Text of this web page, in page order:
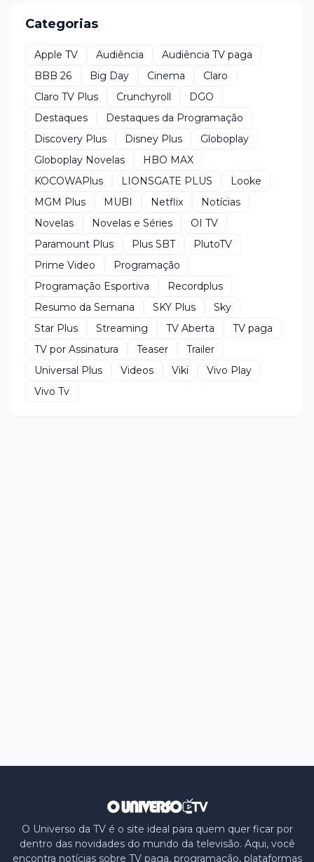
Categorias
Apple TV Audiência
Audiência TV paga
BBB 26
Big Day Cinema
Claro
Claro TV Plus
Crunchyroll
DGO
Destaques
Destaques da Programação
Discovery Plus
Disney Plus
Globoplay
Globoplay Novelas
HBO MAX
KOCOWAPlus
LIONSGATE PLUS
Looke
MGM Plus
MUBI Netflix
Notícias
Novelas
Novelas e Séries
OI TV
Paramount Plus
Plus SBT
PlutoTV
Prime Video
Programação
Programação Esportiva
Recordplus
Resumo da Semana
SKY Plus
Sky
Star Plus
Streaming TV Aberta
TV paga
TV por Assinatura
Teaser
Trailer
Universal Plus
Videos Viki
Vivo Play
Vivo Tv
O Universo da TV é o site ideal para quem quer ficar por
dentro das novidades do mundo da televisão. Aqui, você
encontra notícias sobre TV paga, programação, plataformas